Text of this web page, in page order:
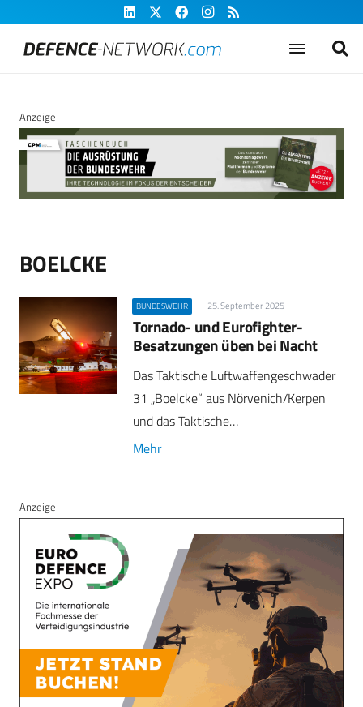
Anzeige
BOELCKE
BUNDESWEHR 25. September 2025
Tornado- und Eurofighter-
Besatzungen üben bei Nacht
Das Taktische Luftwaffengeschwader
31 „Boelcke“ aus Nörvenich/Kerpen
und das Taktische…
Mehr
Anzeige